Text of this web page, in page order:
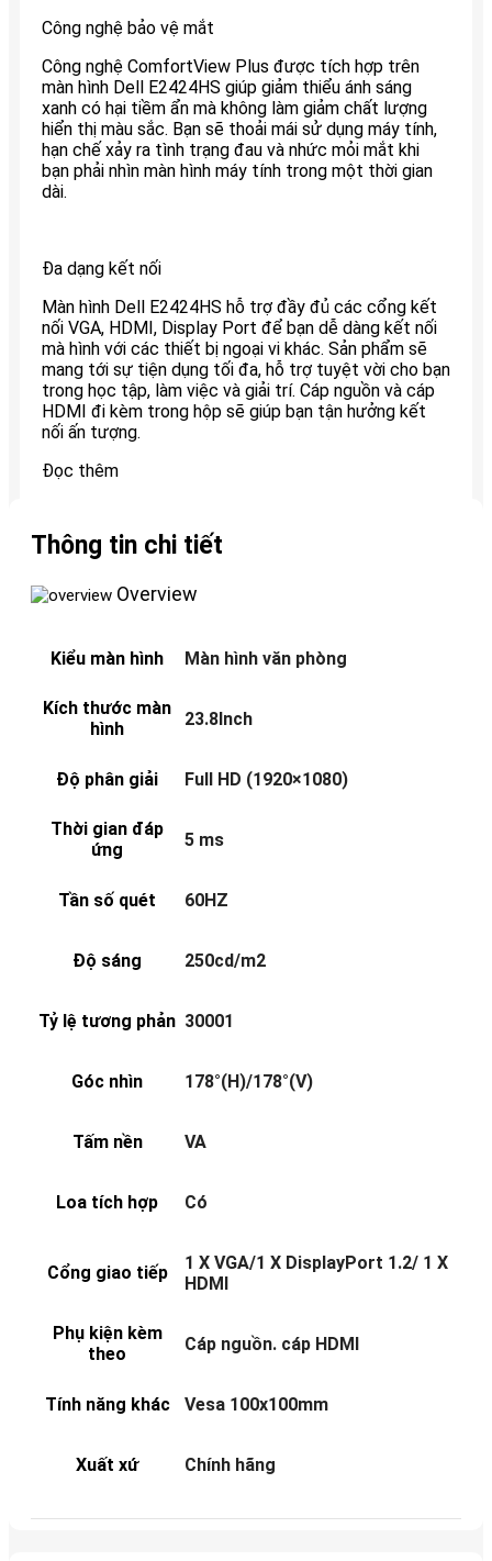
Công nghệ bảo vệ mắt
Công nghệ ComfortView Plus được tích hợp trên
màn hình Dell E2424HS giúp giảm thiểu ánh sáng
xanh có hại tiềm ẩn mà không làm giảm chất lượng
hiển thị màu sắc. Bạn sẽ thoải mái sử dụng máy tính,
hạn chế xảy ra tình trạng đau và nhức mỏi mắt khi
bạn phải nhìn màn hình máy tính trong một thời gian
dài.
Đa dạng kết nối
Màn hình Dell E2424HS hỗ trợ đầy đủ các cổng kết
nối VGA, HDMI, Display Port để bạn dễ dàng kết nối
mà hình với các thiết bị ngoại vi khác. Sản phẩm sẽ
mang tới sự tiện dụng tối đa, hỗ trợ tuyệt vời cho bạn
trong học tập, làm việc và giải trí. Cáp nguồn và cáp
HDMI đi kèm trong hộp sẽ giúp bạn tận hưởng kết
nối ấn tượng.
Đọc thêm
Thông tin chi tiết
Overview
Kiểu màn hình Màn hình văn phòng
Kích thước màn
hình
23.8Inch
Độ phân giải Full HD (1920×1080)
Thời gian đáp
ứng
5 ms
Tần số quét 60HZ
Độ sáng 250cd/m2
Tỷ lệ tương phản 30001
Góc nhìn 178°(H)/178°(V)
Tấm nền VA
Loa tích hợp Có
Cổng giao tiếp
1 X VGA/1 X DisplayPort 1.2/ 1 X
HDMI
Phụ kiện kèm
theo
Cáp nguồn. cáp HDMI
Tính năng khác Vesa 100x100mm
Xuất xứ Chính hãng